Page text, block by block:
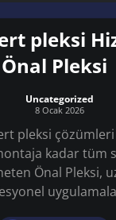
pleksi
Önal Pleksi
Uncategorized
8 Ocak 2026
pleksi çözümleri
kadar tüm
Önal Pleksi,